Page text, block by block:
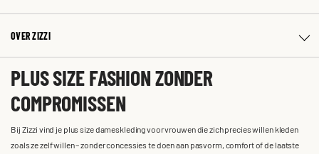
OVER ZIZZI
PLUS SIZE FASHION ZONDER
COMPROMISSEN
Bij Zizzi vind je plus size dameskleding voor vrouwen die zich precies willen kleden
zoals ze zelf willen – zonder concessies te doen aan pasvorm, comfort of de laatste